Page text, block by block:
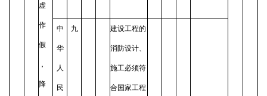
虚
作
假
，
降
中
华
人
民
九 建设工程的
消防设计、
施工必须符
合国家工程